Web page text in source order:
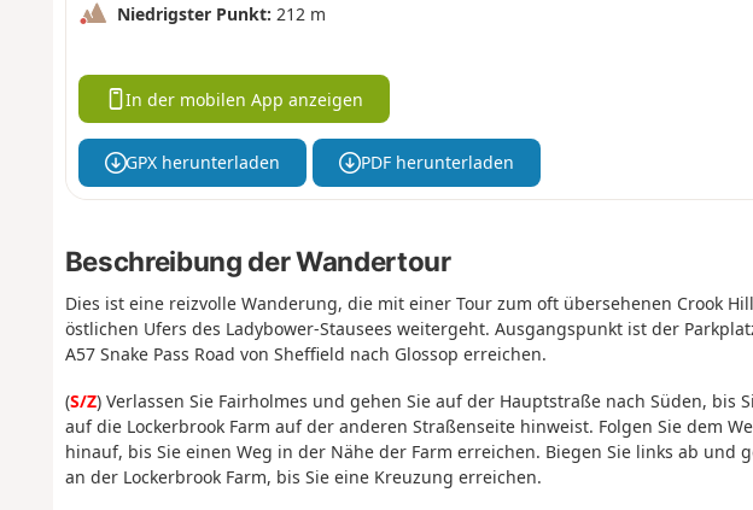
Niedrigster Punkt: 212 m
In der mobilen App anzeigen
GPX herunterladen PDF herunterladen
Beschreibung der Wandertour
Dies ist eine reizvolle Wanderung, die mit einer Tour zum oft übersehenen Crook
östlichen Ufers des Ladybower-Stausees weitergeht. Ausgangspunkt ist der
A57 Snake Pass Road von Sheffield nach Glossop erreichen.
(S/Z) Verlassen Sie Fairholmes und gehen Sie auf der Hauptstraße nach Süden, bis
auf die Lockerbrook Farm auf der anderen Straßenseite hinweist. Folgen Sie dem
hinauf, bis Sie einen Weg in der Nähe der Farm erreichen. Biegen Sie links ab und
an der Lockerbrook Farm, bis Sie eine Kreuzung erreichen.